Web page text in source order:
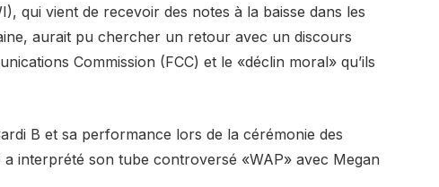
qui vient de recevoir des notes à la baisse dans les
aurait pu chercher un retour avec un discours
Commission (FCC) et le «déclin moral» qu’ils
B et sa performance lors de la cérémonie des
interprété son tube controversé «WAP» avec Megan